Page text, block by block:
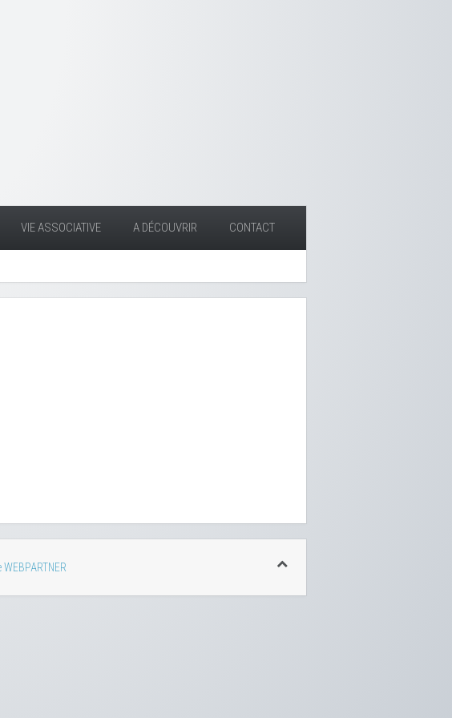
VIE ASSOCIATIVE A DÉCOUVRIR CONTACT